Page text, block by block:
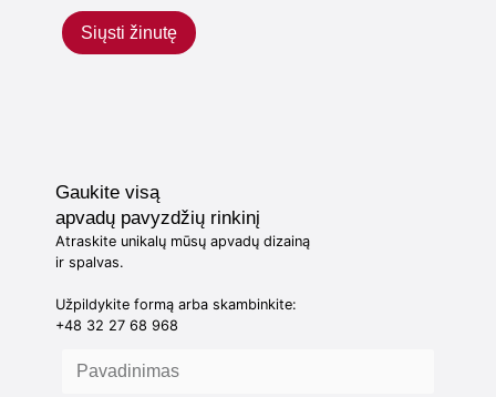
Siųsti žinutę
Gaukite visą
apvadų pavyzdžių rinkinį
Atraskite unikalų mūsų apvadų dizainą
ir spalvas.
Užpildykite formą arba skambinkite:
+48 32 27 68 968